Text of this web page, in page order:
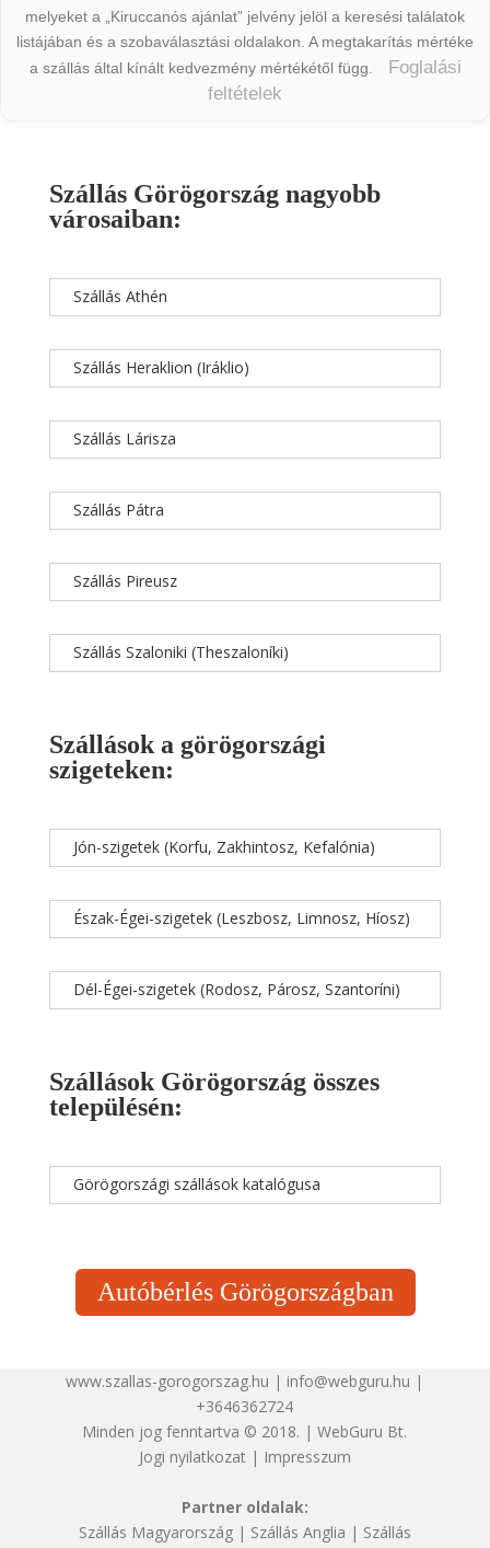
melyeket a „Kiruccanós ajánlat” jelvény jelöl a keresési találatok
listájában és a szobaválasztási oldalakon. A megtakarítás mértéke
a szállás által kínált kedvezmény mértékétől függ.
Foglalási
feltételek
Szállás Görögország nagyobb
városaiban:
Szállás Athén
Szállás Heraklion (Iráklio)
Szállás Lárisza
Szállás Pátra
Szállás Pireusz
Szállás Szaloniki (Theszaloníki)
Szállások a görögországi
szigeteken:
Jón-szigetek (Korfu, Zakhintosz, Kefalónia)
Észak-Égei-szigetek (Leszbosz, Limnosz, Híosz)
Dél-Égei-szigetek (Rodosz, Párosz, Szantoríni)
Szállások Görögország összes
településén:
Görögországi szállások katalógusa
Autóbérlés Görögországban
www.szallas-gorogorszag.hu | info@webguru.hu |
+3646362724
Minden jog fenntartva © 2018. | WebGuru Bt.
Jogi nyilatkozat| Impresszum
Partner oldalak:
Szállás Magyarország| Szállás Anglia | Szállás